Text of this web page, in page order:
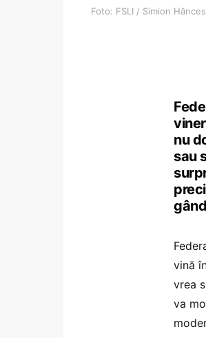
Foto: FSLI / Simion
nu
sau
vină
vrea
va